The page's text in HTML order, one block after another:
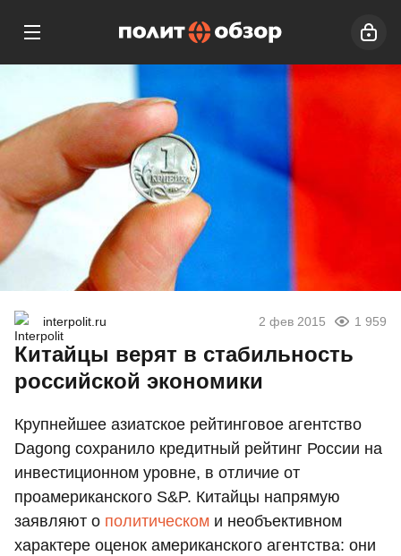
interpolit.ru 2 фев 2015 1 959
Китайцы верят в стабильность
российской экономики
Крупнейшее азиатское рейтинговое агентство
Dagong сохранило кредитный рейтинг России на
инвестиционном уровне, в отличие от
проамериканского S&P. Китайцы напрямую
заявляют о политическом и необъективном
характере оценок американского агентства: они